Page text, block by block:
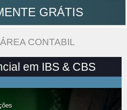
GRÁTIS
CONTABIL
em IBS & CBS